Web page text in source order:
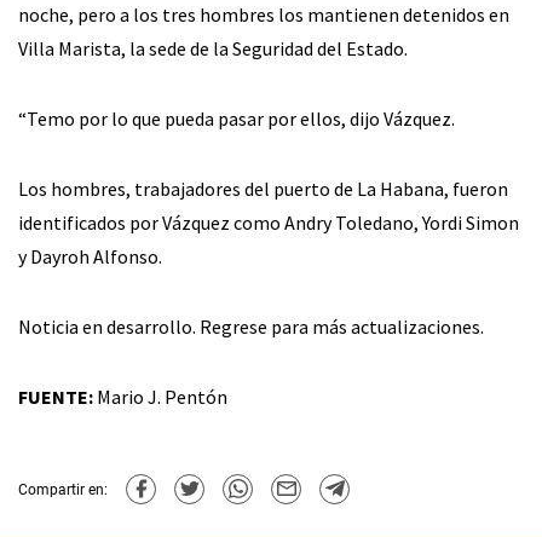
noche, pero a los tres hombres los mantienen detenidos en
Villa Marista, la sede de la Seguridad del Estado.
“Temo por lo que pueda pasar por ellos, dijo Vázquez.
Los hombres, trabajadores del puerto de La Habana, fueron
identificados por Vázquez como Andry Toledano, Yordi Simon
y Dayroh Alfonso.
Noticia en desarrollo. Regrese para más actualizaciones.
FUENTE: Mario J. Pentón
Compartir en: